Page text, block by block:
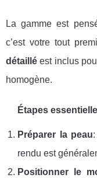
La gamme est
c’est votre tout
détaillé est inclus
homogène.
Étapes
Préparer la peau
rendu est
Positionner le